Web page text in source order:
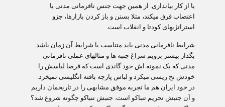
یا از کار بیاندازی. از همین جهت جنس نافرمانی مدنی با
اعتصاب فرق می‏کند، مثلا بستن و باز کردن بازارها، جزو
استراتژی‏های کودتا و انقلاب است.
شرایط نافرمانی مدنی باید متناسب با شرایط آن زمان باشد.
بگذار بیشتر برویم سراغ جنبه ها و مثالهای عملی نافرمانی
مدنی که یک نمونه اش خود گاندی است که فرضا لباسش را
خودش نخ ریسی می‏کرد و لباس پارچه بافته انگلیسی نمی‏خرد.
در خود ایران هم ما تجربه موفق مشابهی را در تاریخمان داریم
و آن جنبش تحریم تنباکو است. جنبش تنباکو چگونه شروع شد؟